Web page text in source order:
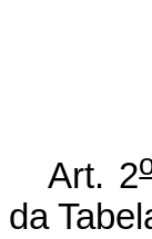
Art. 2
da